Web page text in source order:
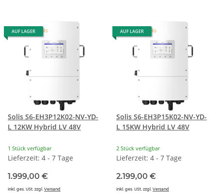
AUF LAGER
Solis S6-EH3P12K02-NV-YD-
L 12KW Hybrid LV 48V
1 Stück verfügbar
Lieferzeit: 4 - 7 Tage
1.999,00 €
inkl. ges. USt. zzgl. Versand
AUF LAGER
Solis S6-EH3P15K02-NV-YD-
L 15KW Hybrid LV 48V
2 Stück verfügbar
Lieferzeit: 4 - 7 Tage
2.199,00 €
inkl. ges. USt. zzgl. Versand